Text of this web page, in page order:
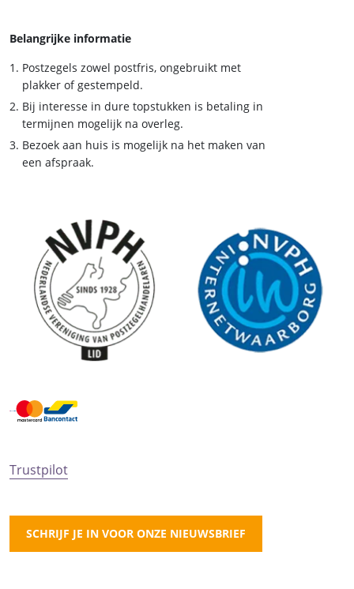
Belangrijke informatie
Postzegels zowel postfris, ongebruikt met
plakker of gestempeld.
Bij interesse in dure topstukken is betaling in
termijnen mogelijk na overleg.
Bezoek aan huis is mogelijk na het maken van
een afspraak.
Trustpilot
SCHRIJF JE IN VOOR ONZE NIEUWSBRIEF